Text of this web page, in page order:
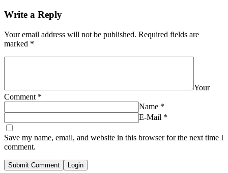
Write a Reply
Your email address will not be published. Required fields are
marked *
Your
Comment *
Name *
E-Mail *
Save my name, email, and website in this browser for the next time I
comment.
Submit Comment Login